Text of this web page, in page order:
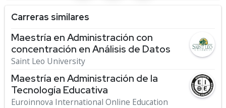
Carreras similares
Maestría en Administración con
concentración en Análisis de Datos
Saint Leo University
Maestría en Administración de la
Tecnología Educativa
Euroinnova International Online Education